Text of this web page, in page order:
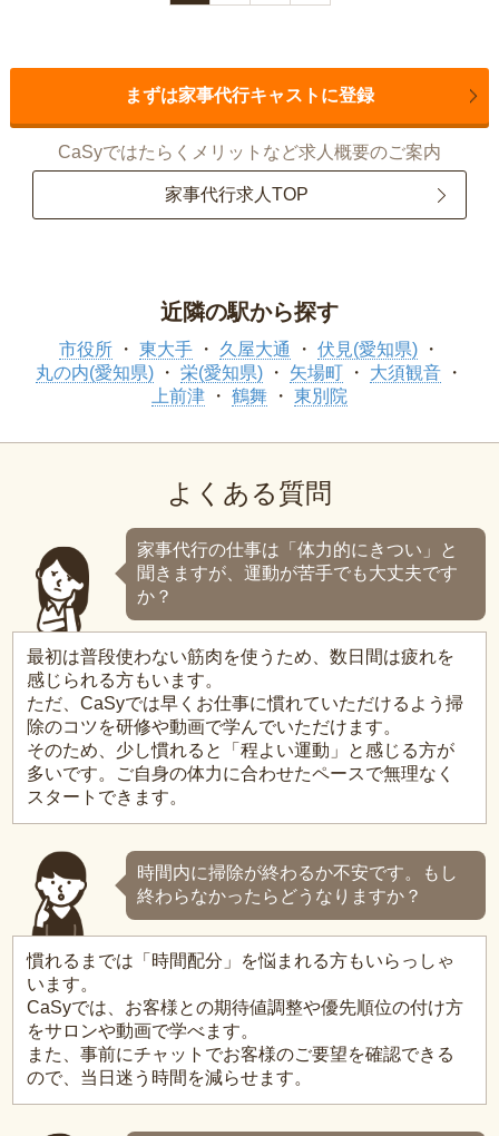
まずは家事代行キャストに登録
CaSyではたらくメリットなど求人概要のご案内
家事代行求人TOP
近隣の駅から探す
市役所 東大手 久屋大通
伏見(愛知県)
丸の内(愛知県)
栄(愛知県) 矢場町
大須観音
上前津
鶴舞 東別院
よくある質問
家事代行の仕事は「体力的にきつい」と
聞きますが、運動が苦手でも大丈夫です
か？
最初は普段使わない筋肉を使うため、数日間は疲れを
感じられる方もいます。
ただ、CaSyでは早くお仕事に慣れていただけるよう掃
除のコツを研修や動画で学んでいただけます。
そのため、少し慣れると「程よい運動」と感じる方が
多いです。ご自身の体力に合わせたペースで無理なく
スタートできます。
時間内に掃除が終わるか不安です。もし
終わらなかったらどうなりますか？
慣れるまでは「時間配分」を悩まれる方もいらっしゃ
います。
CaSyでは、お客様との期待値調整や優先順位の付け方
をサロンや動画で学べます。
また、事前にチャットでお客様のご要望を確認できる
ので、当日迷う時間を減らせます。